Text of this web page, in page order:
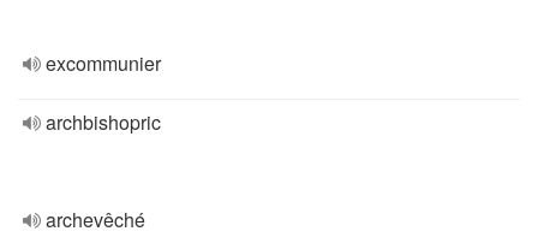
excommunier
archbishopric
archevêché